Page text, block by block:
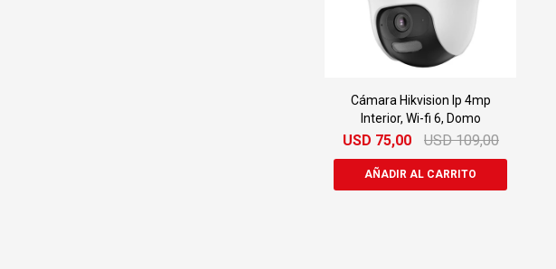
Cámara Hikvision Ip 4mp
Interior, Wi-fi 6, Domo
USD 75,00 USD 109,00